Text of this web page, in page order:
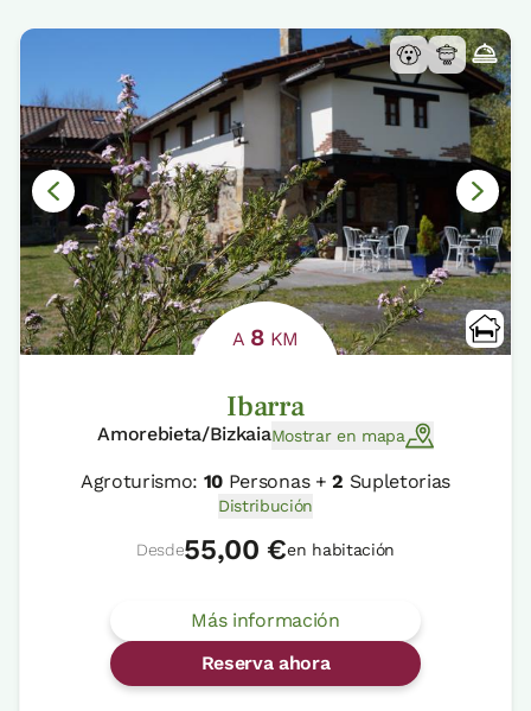
A 8 KM
Ibarra
Amorebieta/BizkaiaMostrar en mapa
Agroturismo: 10 Personas +2 Supletorias
Distribución
Desde55,00 €en habitación
Más información
Reserva ahora